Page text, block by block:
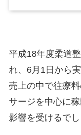
平成18年度柔道
れ、6月1日から
売上の中で往療
サージを中心に
影響を受けるでし